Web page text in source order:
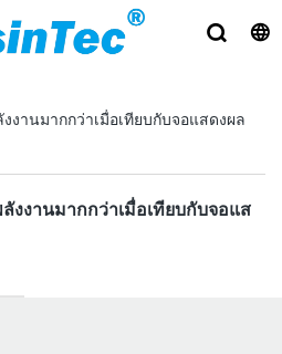
งานมากกว่าเมื่อเทียบกับจอแสดงผล
งงานมากกว่าเมื่อเทียบกับจอแส